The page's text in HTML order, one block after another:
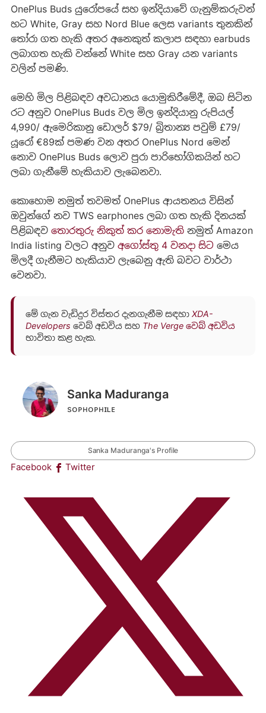
OnePlus Buds යුරෝපයේ සහ ඉන්දියාවේ ගැනුම්කරුවන්
හට White, Gray සහ Nord Blue ලෙස variants තුනකින්
තෝරා ගත හැකි අතර අනෙකුත් කලාප සඳහා earbuds
ලබාගත හැකි වන්නේ White සහ Gray යන variants
වලින් පමණි.
මෙහි මිල පිළිබඳව අවධානය යොමුකිරීමේදී, ඔබ සිටින
රට අනුව OnePlus Buds වල මිල ඉන්දියානු රුපියල්
4,990/ ඇමෙරිකානු ඩොලර් $79/ බ්‍රිතාන්‍ය පවුම් £79/
යූර‍ෝ €89ක් පමණ වන අතර OnePlus Nord මෙන්
නොව OnePlus Buds ලොව පුරා පාරිභෝගිකයින් හට
ලබා ගැනීමේ හැකියාව ලැබෙනවා.
කොහොම නමුත් තවමත් OnePlus ආයතනය විසින්
ඔවුන්ගේ නව TWS earphones ලබා ගත හැකි දිනයක්
පිළිබඳව තොරතුරු නිකුත් කර නොමැතිනමුත් Amazon
India listing වලට අනුව අගෝස්තු 4 වනදා සිට මෙය
මිලදී ගැනීමට හැකියාව ලැබෙනු ඇති බවට වාර්ථා
වෙනවා.
මේ ගැන වැඩිදුර විස්තර දැනගැනීම සඳහා XDA-
Developers වෙබ් අඩවිය සහ The Verge වෙබ් අඩවිය
භාවිතා කළ හැක.
Sanka Maduranga
sᴏᴘʜᴏᴘʜɪʟᴇ
Sanka Maduranga's Profile
Facebook Twitter